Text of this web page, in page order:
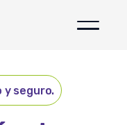
y seguro.